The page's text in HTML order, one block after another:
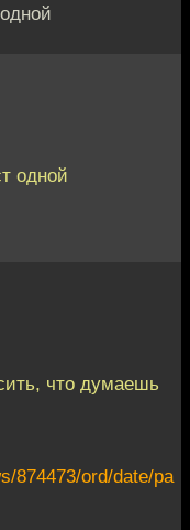
одной
что думаешь
874473/ord/date/pa